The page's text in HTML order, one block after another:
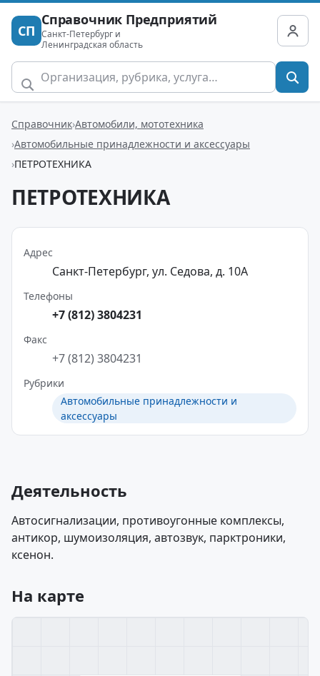
СП
Справочник Предприятий
Санкт-Петербург и
Ленинградская область
Справочник Автомобили, мототехника
Автомобильные принадлежности и аксессуары
ПЕТРОТЕХНИКА
ПЕТРОТЕХНИКА
Адрес
Санкт-Петербург, ул. Седова, д. 10А
Телефоны
+7 (812) 3804231
Факс
+7 (812) 3804231
Рубрики
Автомобильные принадлежности и
аксессуары
Деятельность
Автосигнализации, противоугонные комплексы,
антикор, шумоизоляция, автозвук, парктроники,
ксенон.
На карте